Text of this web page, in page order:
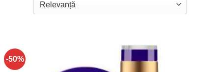
-50%